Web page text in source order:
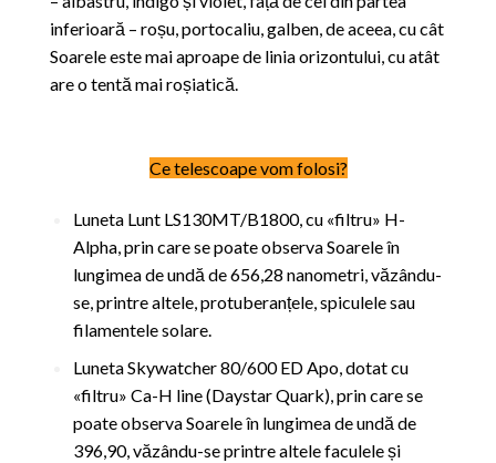
inferioară – roșu, portocaliu, galben, de aceea, cu cât
Soarele este mai aproape de linia orizontului, cu atât
are o tentă mai roșiatică.
Ce telescoape vom folosi?
Luneta Lunt LS130MT/B1800, cu «filtru» H-
Alpha, prin care se poate observa Soarele în
lungimea de undă de 656,28 nanometri, văzându-
se, printre altele, protuberanțele, spiculele sau
filamentele solare.
Luneta Skywatcher 80/600 ED Apo, dotat cu
«filtru» Ca-H line (Daystar Quark), prin care se
poate observa Soarele în lungimea de undă de
396,90, văzându-se printre altele faculele și